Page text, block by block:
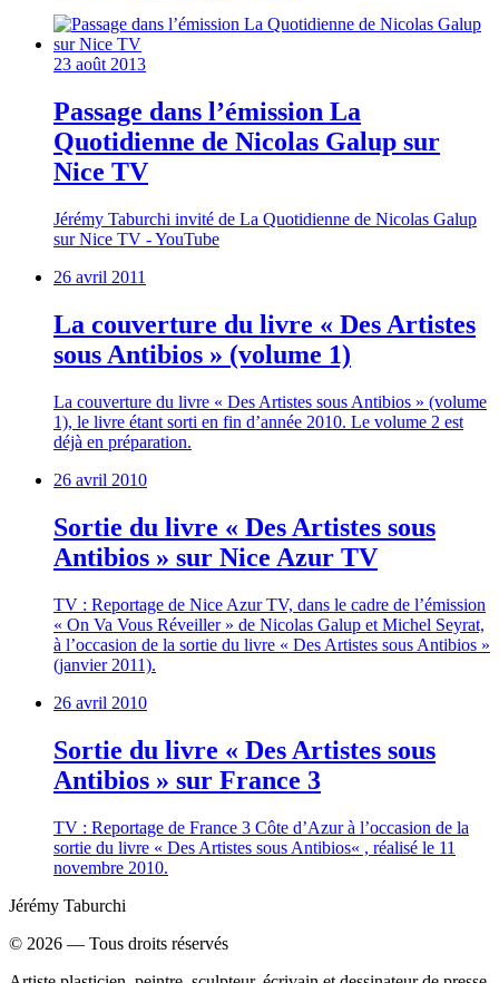
23 août 2013
Passage dans l’émission La
Quotidienne de Nicolas Galup sur
Nice TV
Jérémy Taburchi invité de La Quotidienne de Nicolas Galup
sur Nice TV - YouTube
26 avril 2011
La couverture du livre « Des Artistes
sous Antibios » (volume 1)
La couverture du livre « Des Artistes sous Antibios » (volume
1), le livre étant sorti en fin d’année 2010. Le volume 2 est
déjà en préparation.
26 avril 2010
Sortie du livre « Des Artistes sous
Antibios » sur Nice Azur TV
TV : Reportage de Nice Azur TV, dans le cadre de l’émission
« On Va Vous Réveiller » de Nicolas Galup et Michel Seyrat,
à l’occasion de la sortie du livre « Des Artistes sous Antibios »
(janvier 2011).
26 avril 2010
Sortie du livre « Des Artistes sous
Antibios » sur France 3
TV : Reportage de France 3 Côte d’Azur à l’occasion de la
sortie du livre « Des Artistes sous Antibios« , réalisé le 11
novembre 2010.
Jérémy Taburchi
© 2026 — Tous droits réservés